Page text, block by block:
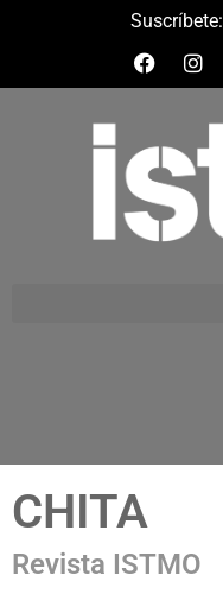
Suscríbete:
CHITA
Revista ISTMO